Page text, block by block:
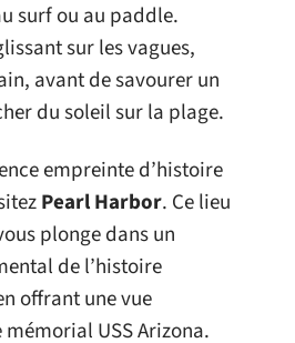
surf ou au paddle.
sur les vagues,
avant de savourer un
du soleil sur la plage.
empreinte d’histoire
Pearl Harbor. Ce lieu
plonge dans un
de l’histoire
offrant une vue
USS Arizona.